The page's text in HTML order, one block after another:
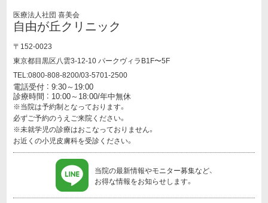
医療法人社団 喜美会
自由が丘クリニック
〒152-0023
東京都目黒区八雲3-12-10 パークヴィラB1F〜5F
TEL:0800-808-8200/03-5701-2500
電話受付 ： 9:30～19:00
診療時間 ： 10:00～18:00/年中無休
※当院は予約制となっております。
必ずご予約のうえご来院ください。
※未就学児の診療はおこなっておりません。
お近くの小児皮膚科を受診ください。
当院の最新情報やモニター募集など、
お得な情報をお知らせします。